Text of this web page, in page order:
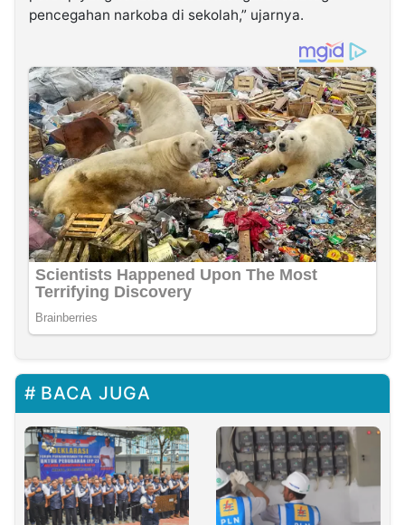
pencegahan narkoba di sekolah,” ujarnya.
BACA JUGA